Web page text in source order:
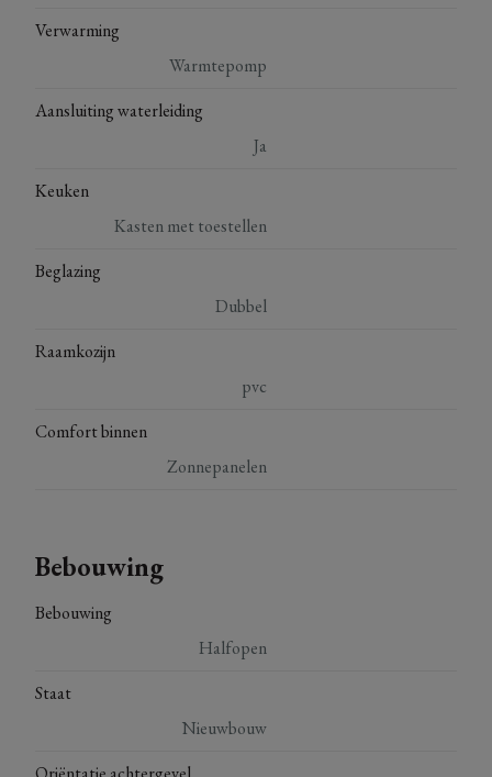
Verwarming
Warmtepomp
Aansluiting waterleiding
Ja
Keuken
Kasten met toestellen
Beglazing
Dubbel
Raamkozijn
pvc
Comfort binnen
Zonnepanelen
Bebouwing
Bebouwing
Halfopen
Staat
Nieuwbouw